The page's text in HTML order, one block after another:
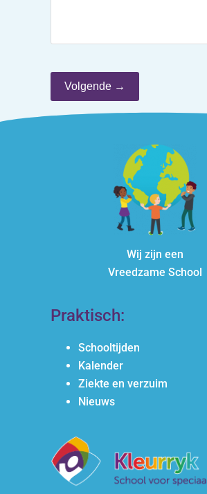
Volgende →
Wij zijn een
Vreedzame School
Praktisch:
Schooltijden
Kalender
Ziekte en verzuim
Nieuws